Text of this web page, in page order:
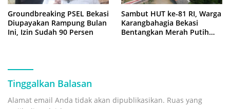
Groundbreaking PSEL Bekasi
Diupayakan Rampung Bulan
Ini, Izin Sudah 90 Persen
Sambut HUT ke-81 RI, Warga
Karangbahagia Bekasi
Bentangkan Merah Putih
Tinggalkan Balasan
Alamat email Anda tidak akan dipublikasikan. Ruas yang